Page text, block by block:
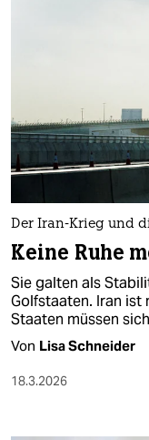
Der Iran-Krieg und
Keine Ruhe
Sie galten als
Golfstaaten. Iran ist
Staaten müssen
Von Lisa Schneider
18.3.2026